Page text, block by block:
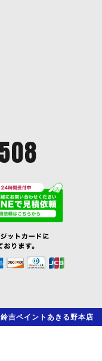
鈴吉ペイントあきる野本店